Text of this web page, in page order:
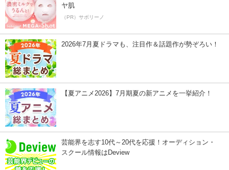
ヤ肌
（PR）サボリーノ
2026年7月夏ドラマも、注目作＆話題作が勢ぞろい！
【夏アニメ2026】7月期夏の新アニメを一挙紹介！
芸能界を志す10代～20代を応援！オーディション・
スクール情報はDeview